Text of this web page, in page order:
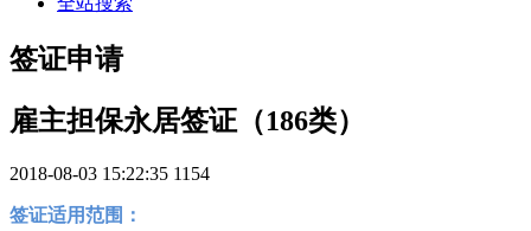
签证申请
雇主担保永居签证（186类）
2018-08-03 15:22:35 1154
签证适用范围：